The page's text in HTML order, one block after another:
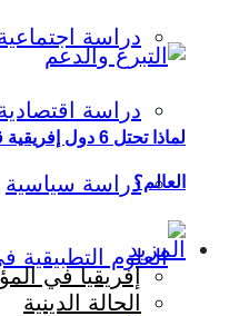
دراسة
دراسة
دراسة سياسية
لماذا تحتل 6
العالم؟
المزيد
إفريقيا في
الحالة الدينية